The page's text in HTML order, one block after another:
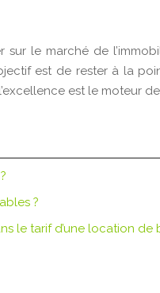
le marché de
est de rester à la
est le moteur
?
le tarif d’une location